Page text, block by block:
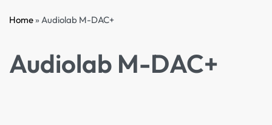
Home»Audiolab M-DAC+
Audiolab M-DAC+